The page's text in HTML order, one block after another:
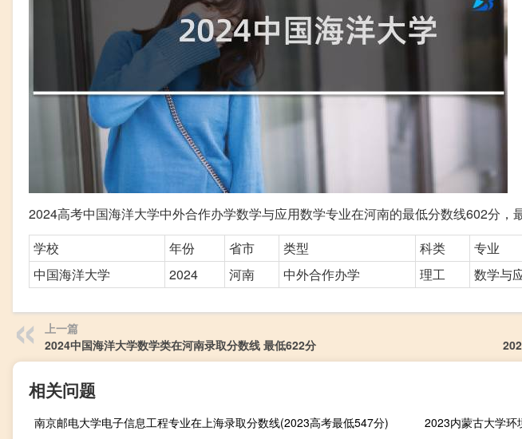
2024高考中国海洋大学中外合作办学数学与应用数学专业在河南的最低分数线602分，
学校
年份 省市 类型 科类 专业
中国海洋大学
2024 河南 中外合作办学 理工 数学与
上一篇
2024中国海洋大学数学类在河南录取分数线 最低622分
相关问题
南京邮电大学电子信息工程专业在上海录取分数线(2023高考最低547分)
2023内蒙古大学环